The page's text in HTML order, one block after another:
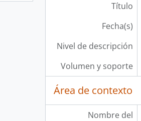
Título
Fecha(s)
Nivel de descripción
Volumen y soporte
Área de contexto
Nombre del